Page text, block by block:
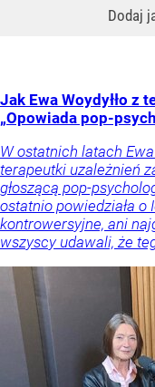
Dodaj
Jak Ewa Woydyłło z
„Opowiada pop-
W ostatnich latach
terapeutki uzależnień
głoszącą pop-
ostatnio powiedziała o
kontrowersyjne, ani
wszyscy udawali, że